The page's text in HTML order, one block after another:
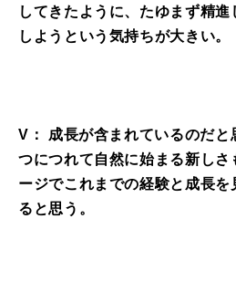
してきたように、たゆまず精
しようという気持ちが大きい。
V： 成長が含まれているのだと
つにつれて自然に始まる新し
ージでこれまでの経験と成長
ると思う。